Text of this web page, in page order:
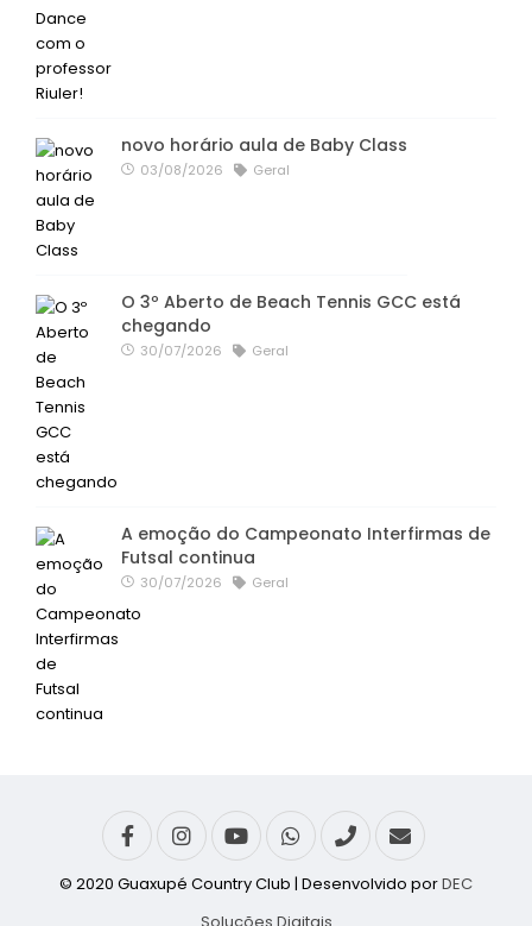
novo horário aula de Baby Class
03/08/2026 Geral
O 3º Aberto de Beach Tennis GCC está
chegando
30/07/2026 Geral
A emoção do Campeonato Interfirmas de
Futsal continua
30/07/2026 Geral
© 2020 Guaxupé Country Club | Desenvolvido porDEC